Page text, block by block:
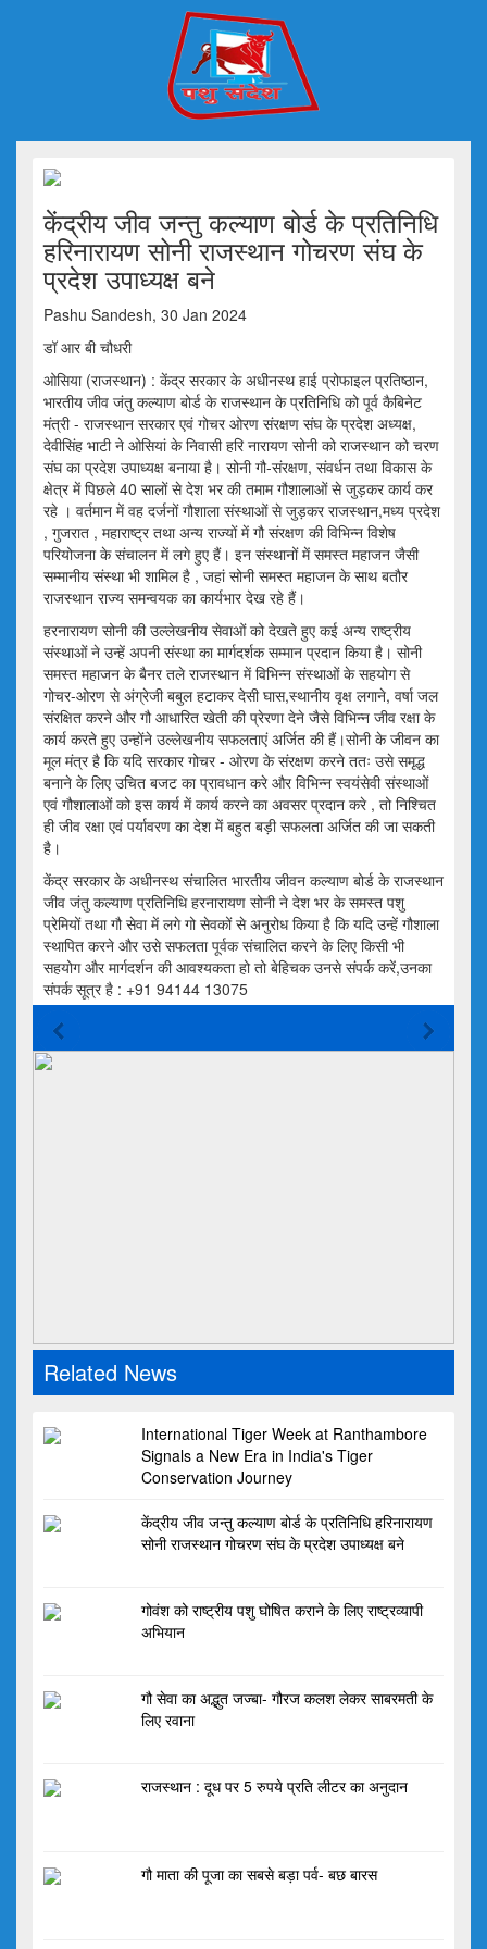
केंद्रीय जीव जन्तु कल्याण बोर्ड के प्रतिनिधि
हरिनारायण सोनी राजस्थान गोचरण संघ के
प्रदेश उपाध्यक्ष बने
Pashu Sandesh, 30 Jan 2024
डॉ आर बी चौधरी
ओसिया (राजस्थान) : केंद्र सरकार के अधीनस्थ हाई प्रोफाइल प्रतिष्ठान,
भारतीय जीव जंतु कल्याण बोर्ड के राजस्थान के प्रतिनिधि को पूर्व कैबिनेट
मंत्री - राजस्थान सरकार एवं गोचर ओरण संरक्षण संघ के प्रदेश अध्यक्ष,
देवीसिंह भाटी ने ओसियां के निवासी हरि नारायण सोनी को राजस्थान को चरण
संघ का प्रदेश उपाध्यक्ष बनाया है। सोनी गौ-संरक्षण, संवर्धन तथा विकास के
क्षेत्र में पिछले 40 सालों से देश भर की तमाम गौशालाओं से जुड़कर कार्य कर
रहे । वर्तमान में वह दर्जनों गौशाला संस्थाओं से जुड़कर राजस्थान,मध्य प्रदेश
, गुजरात , महाराष्ट्र तथा अन्य राज्यों में गौ संरक्षण की विभिन्न विशेष
परियोजना के संचालन में लगे हुए हैं। इन संस्थानों में समस्त महाजन जैसी
सम्मानीय संस्था भी शामिल है , जहां सोनी समस्त महाजन के साथ बतौर
राजस्थान राज्य समन्वयक का कार्यभार देख रहे हैं।
हरनारायण सोनी की उल्लेखनीय सेवाओं को देखते हुए कई अन्य राष्ट्रीय
संस्थाओं ने उन्हें अपनी संस्था का मार्गदर्शक सम्मान प्रदान किया है। सोनी
समस्त महाजन के बैनर तले राजस्थान में विभिन्न संस्थाओं के सहयोग से
गोचर-ओरण से अंग्रेजी बबुल हटाकर देसी घास,स्थानीय वृक्ष लगाने, वर्षा जल
संरक्षित करने और गौ आधारित खेती की प्रेरणा देने जैसे विभिन्न जीव रक्षा के
कार्य करते हुए उन्होंने उल्लेखनीय सफलताएं अर्जित की हैं।सोनी के जीवन का
मूल मंत्र है कि यदि सरकार गोचर - ओरण के संरक्षण करने ततः उसे समृद्ध
बनाने के लिए उचित बजट का प्रावधान करे और विभिन्न स्वयंसेवी संस्थाओं
एवं गौशालाओं को इस कार्य में कार्य करने का अवसर प्रदान करे , तो निश्चित
ही जीव रक्षा एवं पर्यावरण का देश में बहुत बड़ी सफलता अर्जित की जा सकती
है।
केंद्र सरकार के अधीनस्थ संचालित भारतीय जीवन कल्याण बोर्ड के राजस्थान
जीव जंतु कल्याण प्रतिनिधि हरनारायण सोनी ने देश भर के समस्त पशु
प्रेमियों तथा गौ सेवा में लगे गो सेवकों से अनुरोध किया है कि यदि उन्हें गौशाला
स्थापित करने और उसे सफलता पूर्वक संचालित करने के लिए किसी भी
सहयोग और मार्गदर्शन की आवश्यकता हो तो बेहिचक उनसे संपर्क करें,उनका
संपर्क सूत्र है : +91 94144 13075
Related News
International Tiger Week at Ranthambore
Signals a New Era in India's Tiger
Conservation Journey
केंद्रीय जीव जन्तु कल्याण बोर्ड के प्रतिनिधि हरिनारायण
सोनी राजस्थान गोचरण संघ के प्रदेश उपाध्यक्ष बने
गोवंश को राष्ट्रीय पशु घोषित कराने के लिए राष्ट्रव्यापी
अभियान
गौ सेवा का अद्भुत जज्बा- गौरज कलश लेकर साबरमती के
लिए रवाना
राजस्थान : दूध पर 5 रुपये प्रति लीटर का अनुदान
गौ माता की पूजा का सबसे बड़ा पर्व- बछ बारस